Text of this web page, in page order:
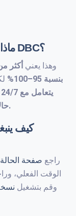
ماذا تعني موثوقية حل كلمة التحقق في DBC؟
وهذا يعني أكثر من 17
بنسبة 95–100%
7
حالات الحافة التي تفتقدها الخوارزميات البحتة.
كيف
راجع صفحة الحالة
الوقت الفعلي،
وقم بتشغيل